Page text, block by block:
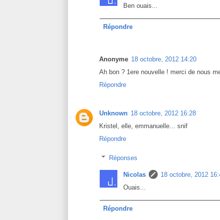
Ben ouais...
Répondre
Anonyme 18 octobre, 2012 14:20
Ah bon ? 1ere nouvelle ! merci de nous
Répondre
Unknown 18 octobre, 2012 16:28
Kristel, elle, emmanuelle... snif
Répondre
Réponses
Nicolas
18 octobre, 2012
Ouais...
Répondre